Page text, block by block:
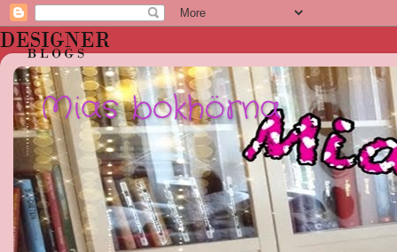
Mias bokhörna